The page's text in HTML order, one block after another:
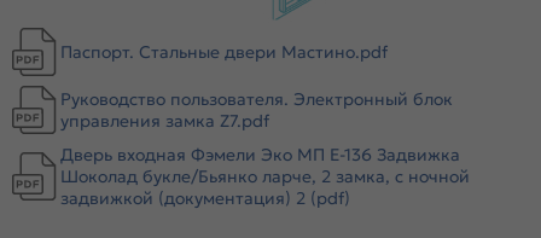
Крепление:
Петли:
Верхний замок:
Нижний
замок:
Guardian 3201, Опционально: Автоматический
электронный замок Z7(врезной замок
исполнительный механизм Guardian 3221)
Паспорт. Стальные двери Мастино.pdf
Руководство пользователя. Электронный блок
управления замка Z7.pdf
Дверь входная Фэмели Эко МП E-136 Задвижка
Шоколад букле/Бьянко ларче, 2 замка, с ночной
задвижкой (документация) 2 (pdf)